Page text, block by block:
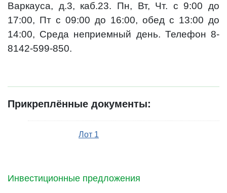
Инвестиционные предложения
Варкауса, д.3, каб.23. Пн, Вт, Чт. с 9:00 до
17:00, Пт с 09:00 до 16:00, обед с 13:00 до
14:00, Среда неприемный день. Телефон 8-
8142-599-850.
Прикреплённые документы:
Лот 1